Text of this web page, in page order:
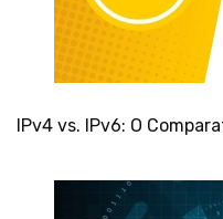
IPv4 vs. IPv6: O